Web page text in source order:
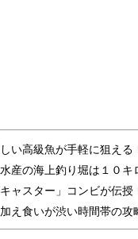
い高級魚が手軽に狙え
産の海上釣り堀は１０
ャスター」コンビが伝授
え食いが渋い時間帯の